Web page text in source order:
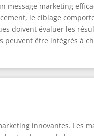
marketing
le ciblage
doivent évaluer les
peuvent être intégrés à
innovantes. Les